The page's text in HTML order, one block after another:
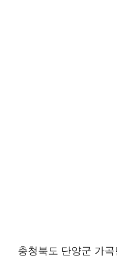
충청북도 단양군 가